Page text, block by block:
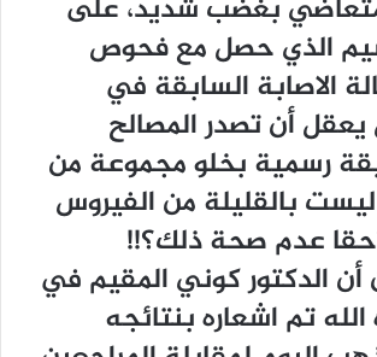
بغضب شديد، على
الذي حصل مع فحوص
الاصابة السابقة في
أن تصدر المصالح
رسمية بخلو مجموعة من
بالقليلة من الفيروس
عدم صحة ذلك؟!!
الدكتور كوني المقيم في
تم اشعاره بنتائجه